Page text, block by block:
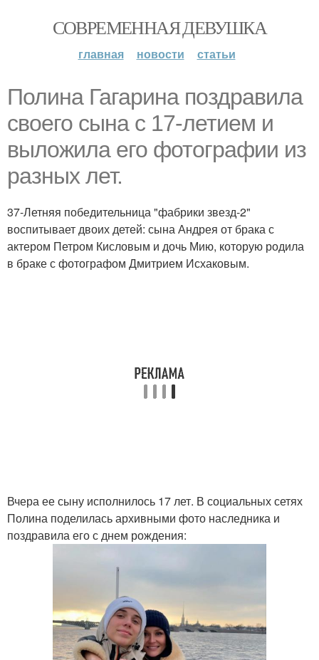
СОВРЕМЕННАЯ ДЕВУШКА
главная новости статьи
Полина Гагарина поздравила
своего сына с 17-летием и
выложила его фотографии из
разных лет.
37-Летняя победительница "фабрики звезд-2"
воспитывает двоих детей: сына Андрея от брака с
актером Петром Кисловым и дочь Мию, которую родила
в браке с фотографом Дмитрием Исхаковым.
Вчера ее сыну исполнилось 17 лет. В социальных сетях
Полина поделилась архивными фото наследника и
поздравила его с днем рождения: